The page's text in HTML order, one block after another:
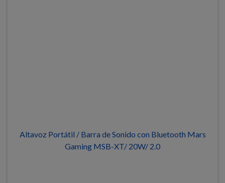
Altavoz Portátil / Barra de Sonido con Bluetooth Mars
Gaming MSB-XT/ 20W/ 2.0